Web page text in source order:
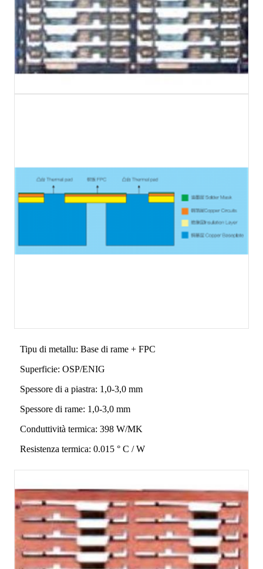
Tipu di metallu: Base di rame + FPC
Superficie: OSP/ENIG
Spessore di a piastra: 1,0-3,0 mm
Spessore di rame: 1,0-3,0 mm
Conduttività termica: 398 W/MK
Resistenza termica: 0.015 ° C / W